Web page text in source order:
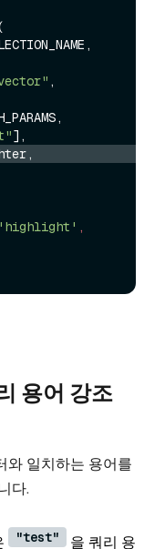
,
'highlight' ,
용어 강조
와 일치하는 용어를
다.
"test"
을 쿼리 용